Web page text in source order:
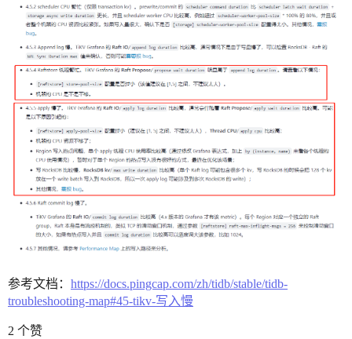
参考文档： https://docs.pingcap.com/zh/tidb/stable/tidb-
troubleshooting-map#45-tikv-写入慢
2 个赞